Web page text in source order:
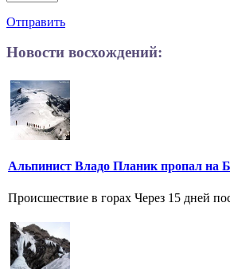
Отправить
Новости восхождений:
Альпинист Владо Планик пропал на
Происшествие в горах Через 15 дней